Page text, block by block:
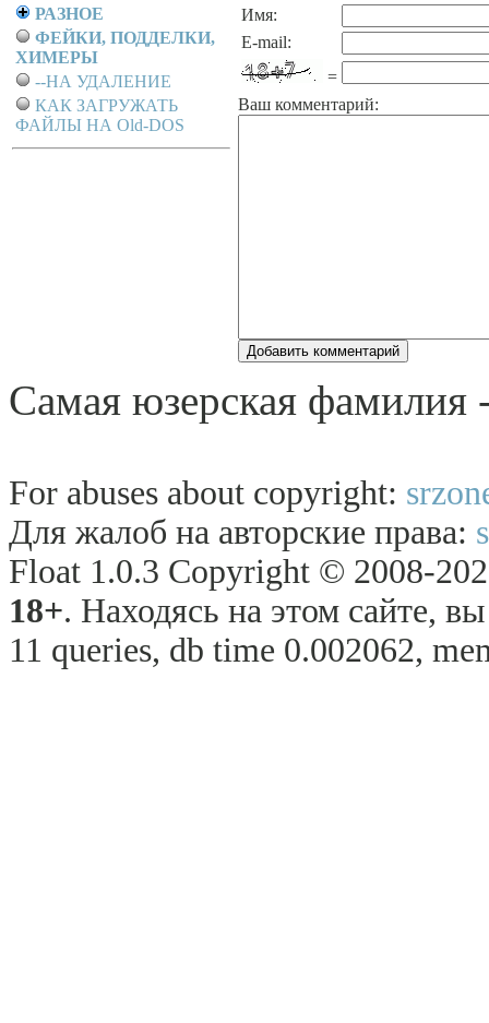
РАЗНОЕ
ФЕЙКИ, ПОДДЕЛКИ,
ХИМЕРЫ
--НА УДАЛЕНИЕ
КАК ЗАГРУЖАТЬ
ФАЙЛЫ НА Old-DOS
Имя:
E-mail:
=
Ваш комментарий:
Самая юзерская фамилия
For abuses about copyright:
Для жалоб на авторские права:
Float 1.0.3 Copyright © 2008-
18+. Находясь на этом сайте,
11 queries, db time 0.002062,